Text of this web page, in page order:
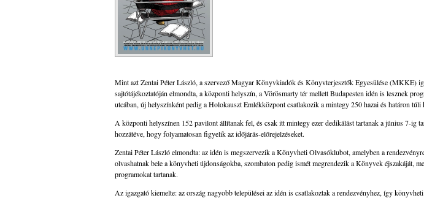
Mint azt Zentai Péter László, a szervező Magyar Könyvkiadók és Könyvterjesztők Egyesülése (MKKE)
sajtótájékoztatóján elmondta, a központi helyszín, a Vörösmarty tér mellett Budapesten idén is lesznek
utcában, új helyszínként pedig a Holokauszt Emlékközpont csatlakozik a mintegy 250 hazai és határon
A központi helyszínen 152 pavilont állítanak fel, és csak itt mintegy ezer dedikálást tartanak a június 7-ig
hozzátéve, hogy folyamatosan figyelik az időjárás-előrejelzéseket.
Zentai Péter László elmondta: az idén is megszervezik a Könyvheti Olvasóklubot, amelyben a
olvashatnak bele a könyvheti újdonságokba, szombaton pedig ismét megrendezik a Könyvek éjszakáját,
programokat tartanak.
Az igazgató kiemelte: az ország nagyobb települései az idén is csatlakoztak a rendezvényhez, így